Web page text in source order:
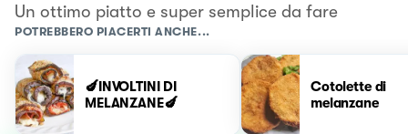
Un ottimo piatto e super semplice da fare
POTREBBERO PIACERTI ANCHE...
🍆INVOLTINI DI
MELANZANE🍆
Cotolette di
melanzane